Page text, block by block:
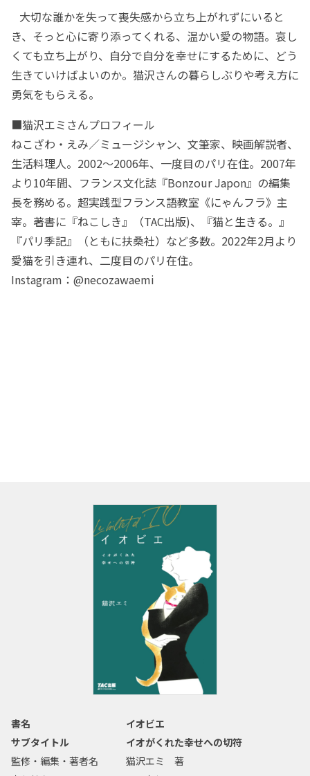
大切な誰かを失って喪失感から立ち上がれずにいると
き、そっと心に寄り添ってくれる、温かい愛の物語。哀し
くても立ち上がり、自分で自分を幸せにするために、どう
生きていけばよいのか。猫沢さんの暮らしぶりや考え方に
勇気をもらえる。
■猫沢エミさんプロフィール
ねこざわ・えみ／ミュージシャン、文筆家、映画解説者、
生活料理人。2002～2006年、一度目のパリ在住。2007年
より10年間、フランス文化誌『Bonzour Japon』の編集
長を務める。超実践型フランス語教室《にゃんフラ》主
宰。著書に『ねこしき』（TAC出版)、『猫と生きる。』
『パリ季記』（ともに扶桑社）など多数。2022年2月より
愛猫を引き連れ、二度目のパリ在住。
Instagram：@necozawaemi
書名
イオビエ
サブタイトル
イオがくれた幸せへの切符
監修・編集・著者名
猫沢エミ 著